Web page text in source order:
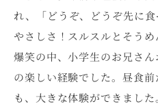
れ、「どうぞ、どうぞ先に
やさしさ！スルスルとそう
爆笑の中、小学生のお兄さ
の楽しい経験でした。昼食
も、大きな体験ができました。